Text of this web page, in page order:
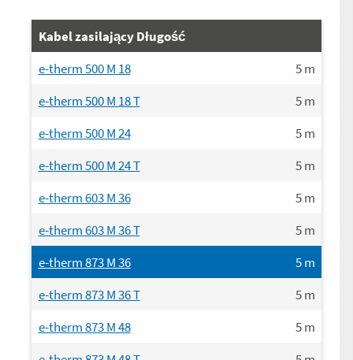
Kabel zasilający Długość
e-therm 500 M 18
5m
e-therm 500 M 18 T
5m
e-therm 500 M 24
5m
e-therm 500 M 24 T
5m
e-therm 603 M 36
5m
e-therm 603 M 36 T
5m
e-therm 873 M 36
5m
e-therm 873 M 36 T
5m
e-therm 873 M 48
5m